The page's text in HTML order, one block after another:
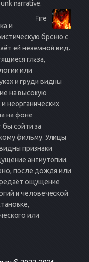
narrative.
Fire
и
броню с
ей неземной вид.
глаза,
или
и груди видны
на высокую
неорганических
на фоне
бы сойти за
фильму. Улицы
признаки
антиутопии.
после дождя или
ощущение
и человеческой
или